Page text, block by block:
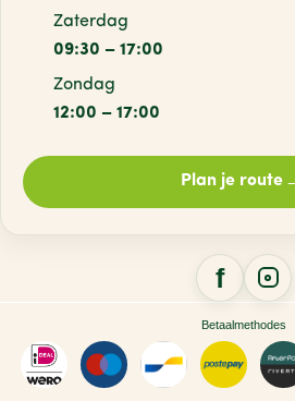
Zaterdag
09:30 – 17:00
Zondag
12:00 – 17:00
Plan je route
Betaalmethodes